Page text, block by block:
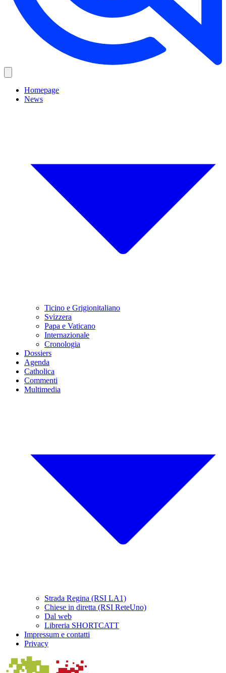
Homepage
News
Ticino e Grigionitaliano
Svizzera
Papa e Vaticano
Internazionale
Cronologia
Dossiers
Agenda
Catholica
Commenti
Multimedia
Strada Regina (RSI LA1)
Chiese in diretta (RSI ReteUno)
Dal web
Libreria SHORTCATT
Impressum e contatti
Privacy